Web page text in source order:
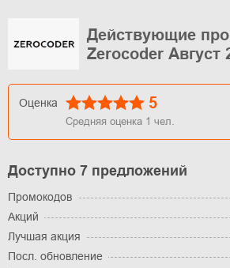
Действующие
Zerocoder Август
Оценка 5
Средняя оценка 1 чел.
Доступно 7 предложений
Промокодов
Акций
Лучшая акция
Посл. обновление